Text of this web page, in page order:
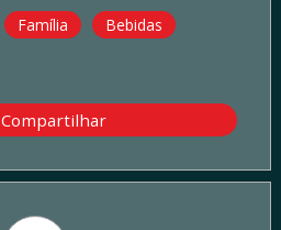
Família
Bebidas
Compartilhar